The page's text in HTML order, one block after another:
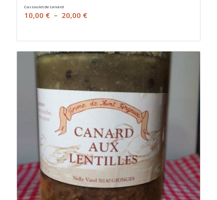
Cassoulet de canard
10,00 € – 20,00 €Plage
10,00 €
à
20,00 €